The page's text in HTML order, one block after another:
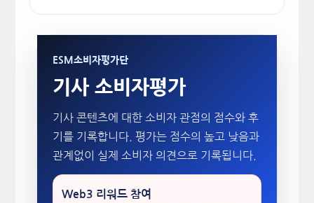
ESM소비자평가단
기사 소비자평가
기사 콘텐츠에 대한 소비자 관점의 점수와 후
기를 기록합니다. 평가는 점수의 높고 낮음과
관계없이 실제 소비자 의견으로 기록됩니다.
Web3 리워드 참여